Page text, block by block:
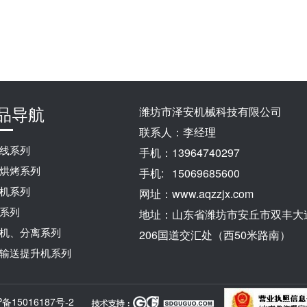
导航
系列
烤系列
系列
列
、分离系列
送提升机系列
潍坊市泽安机械科技有限公司
联系人：李经理
手机：13964740297
手机: 15069685600
网址：www.aqzzjx.com
地址：山东省潍坊市安丘市双丰大
206国道交汇处（西50米路南）
15016187号-2